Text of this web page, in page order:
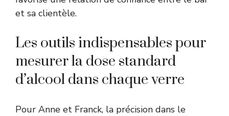
et sa clientèle.
Les outils indispensables pour
mesurer la dose standard
d’alcool dans chaque verre
Pour Anne et Franck, la précision dans le